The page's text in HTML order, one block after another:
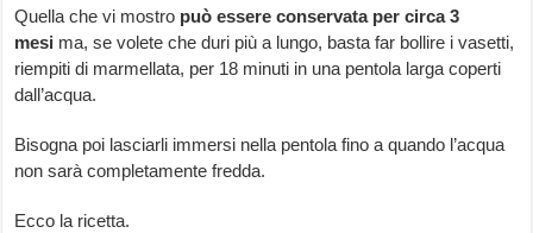
Quella che vi mostro può essere conservata per circa 3
mesi ma, se volete che duri più a lungo, basta far bollire i vasetti,
riempiti di marmellata, per 18 minuti in una pentola larga coperti
dall’acqua.
Bisogna poi lasciarli immersi nella pentola fino a quando l’acqua
non sarà completamente fredda.
Ecco la ricetta.